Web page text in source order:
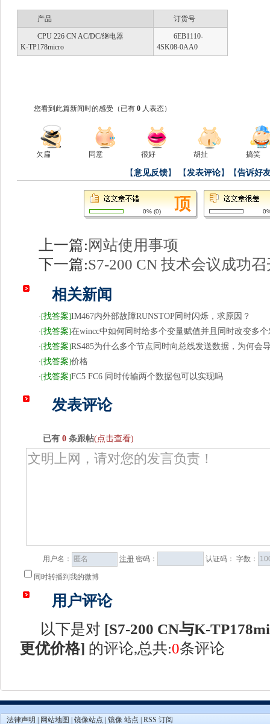
产品 订货号
CPU 226 CN AC/DC/继电器
K-TP178micro
6EB1110-
4SK08-0AA0
您看到此篇新闻时的感受 （已有 0 人表态）
欠扁 同意 很好 胡扯 搞笑
【意见反馈】 【发表评论】【告诉好
0% (0)
上一篇: 网站使用事项
下一篇:S7-200 CN 技术会议成功召
相关新闻
·[找答案]IM467内外部故障RUNSTOP同时闪烁，求原因？
·[找答案]在wincc中如何同时给多个变量赋值并且同时改变多个
·[找答案]RS485为什么多个节点同时向总线发送数据，为何会
·[找答案]价格
·[找答案]FC5 FC6 同时传输两个数据包可以实现吗
发表评论
已有 0 条跟帖(点击查看)
用户名： 注册 密码： 认证码： 字数：
同时转播到我的微博
用户评论
以下是对 [S7-200 CN与K-
更优价格] 的评论,总共:0条评论
法律声明 网站地图 镜像站点 镜像 站点 RSS 订阅